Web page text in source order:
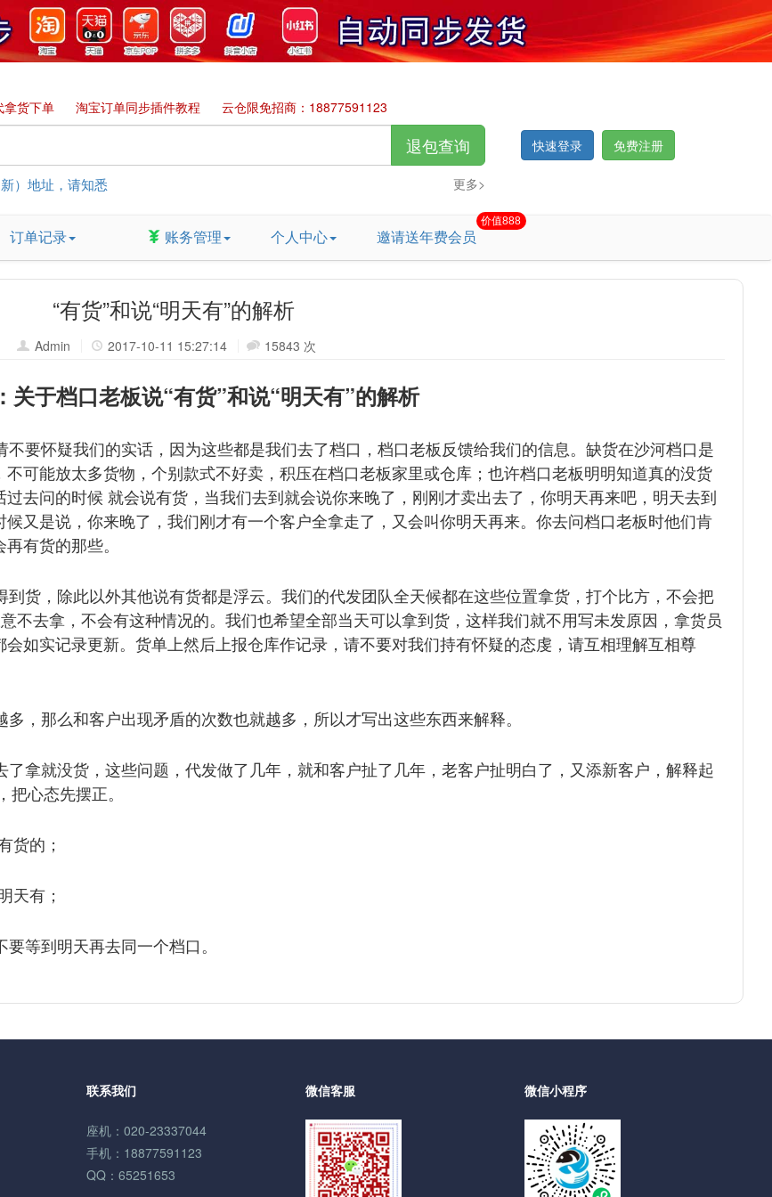
拿货下单 淘宝订单同步插件教程 云仓限免招商：18877591123
退包查询
）地址，请知悉
更多>
快速登录 免费注册
订单记录 账务管理 个人中心 邀请送年费会员
价值888
“有货”和说“明天有”的解析
Admin 2017-10-11 15:27:14 15843 次
关于档口老板说“有货”和说“明天有”的解析
要怀疑我们的实话，因为这些都是我们去了档口，档口老板反馈给我们的信息。缺货在沙河档口是
可能放太多货物，个别款式不好卖，积压在档口老板家里或仓库；也许档口老板明明知道真的没货
去问的时候 就会说有货，当我们去到就会说你来晚了，刚刚才卖出去了，你明天再来吧，明天去到
又是说，你来晚了 ，我们刚才有一个客户全拿走了，又会叫你明天再来。你去问档口老板时他们肯
再有货的那些。
货，除此以外其他说有货都是浮云。我们的代发团队全天候都在这些位置拿货，打个比方，不会把
不去拿，不会有这种情况的。我们也希望全部当天可以拿到货，这样我们就不用写未发原因，拿货员
如实记录更新。货单上然后上报仓库作记录，请不要对我们持有怀疑的态虔，请互相理解互相尊
，那么和客户出现矛盾的次数也就越多，所以才写出这些东西来解释。
拿就没货，这些问题，代发做了几年，就和客户扯了几年，老客户扯明白了，又添新客户，解释起
心态先摆正。
货的；
天有；
等到明天再去同一个档口。
联系我们
座机：020-23337044
手机：18877591123
QQ：65251653
微信客服 微信小程序